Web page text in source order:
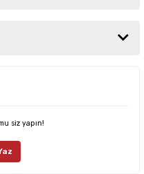
kullanarak tarafımıza
siz yapın!